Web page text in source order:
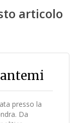
articolo
presso la
Da